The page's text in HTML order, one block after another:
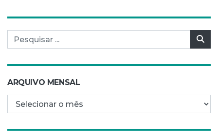
Pesquisar por:
ARQUIVO MENSAL
Arquivo mensal